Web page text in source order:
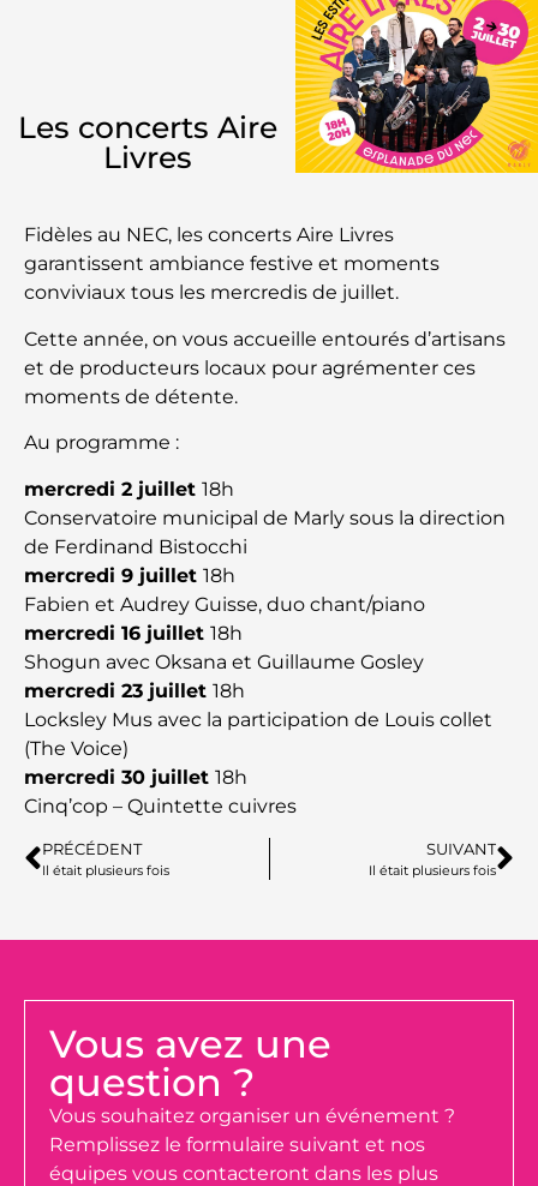
Les concerts Aire
Livres
Fidèles au NEC, les concerts Aire Livres
garantissent ambiance festive et moments
conviviaux tous les mercredis de juillet.
Cette année, on vous accueille entourés d’artisans
et de producteurs locaux pour agrémenter ces
moments de détente.
Au programme :
mercredi 2 juillet 18h
Conservatoire municipal de Marly sous la direction
de Ferdinand Bistocchi
mercredi 9 juillet 18h
Fabien et Audrey Guisse, duo chant/piano
mercredi 16 juillet 18h
Shogun avec Oksana et Guillaume Gosley
mercredi 23 juillet 18h
Locksley Mus avec la participation de Louis collet
(The Voice)
mercredi 30 juillet 18h
Cinq’cop – Quintette cuivres
PRÉCÉDENT
Il était plusieurs fois
SUIVANT
Il était plusieurs fois
Vous avez une
question ?
Vous souhaitez organiser un événement ?
Remplissez le formulaire suivant et nos
équipes vous contacteront dans les plus